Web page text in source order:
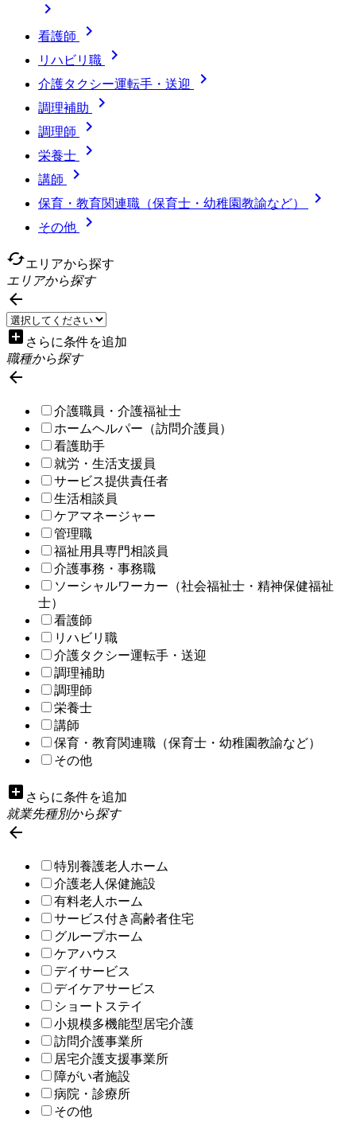

看護師 
リハビリ職 
介護タクシー運転手・送迎 
調理補助 
調理師 
栄養士 
講師 
保育・教育関連職（保育士・幼稚園教諭など） 
その他

cachedエリアから探す
エリアから探す

add_box さらに条件を追加
職種から探す

介護職員・介護福祉士
ホームヘルパー（訪問介護員）
看護助手
就労・生活支援員
サービス提供責任者
生活相談員
ケアマネージャー
管理職
福祉用具専門相談員
介護事務・事務職
ソーシャルワーカー（社会福祉士・精神保健福祉
士）
看護師
リハビリ職
介護タクシー運転手・送迎
調理補助
調理師
栄養士
講師
保育・教育関連職（保育士・幼稚園教諭など）
その他
add_box さらに条件を追加
就業先種別から探す

特別養護老人ホーム
介護老人保健施設
有料老人ホーム
サービス付き高齢者住宅
グループホーム
ケアハウス
デイサービス
デイケアサービス
ショートステイ
小規模多機能型居宅介護
訪問介護事業所
居宅介護支援事業所
障がい者施設
病院・診療所
その他